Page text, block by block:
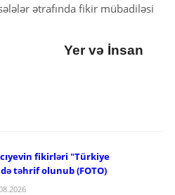
ətrafında fikir mübadiləsi
Yer və İnsan
fikirləri "Türkiye
təhrif olunub (FOTO)